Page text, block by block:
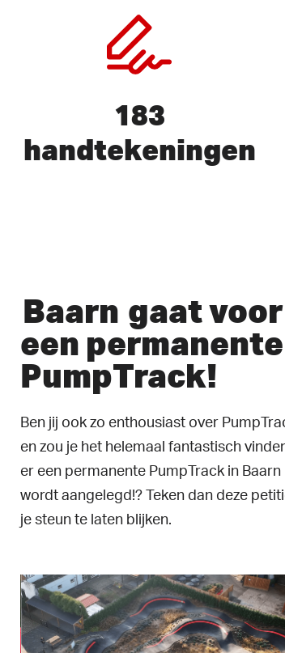
183
handtekeningen
Baarn gaat voor
een permanente
PumpTrack!
Ben jij ook zo enthousiast over
en zou je het helemaal fantastisch
er een permanente PumpTrack in Baarn
wordt aangelegd!? Teken dan deze
je steun te laten blijken.